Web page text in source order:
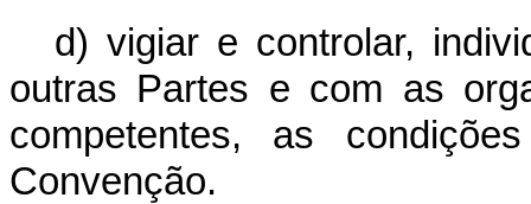
d) vigiar e controlar,
outras Partes e com as
competentes, as
Convenção.